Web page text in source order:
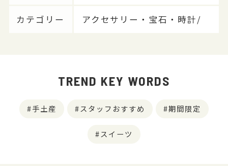
カテゴリー アクセサリー・宝石・時計/
TREND KEY WORDS
手土産 スタッフおすすめ 期間限定
スイーツ